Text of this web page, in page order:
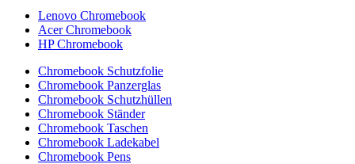
Lenovo Chromebook
Acer Chromebook
HP Chromebook
Chromebook Schutzfolie
Chromebook Panzerglas
Chromebook Schutzhüllen
Chromebook Ständer
Chromebook Taschen
Chromebook Ladekabel
Chromebook Pens